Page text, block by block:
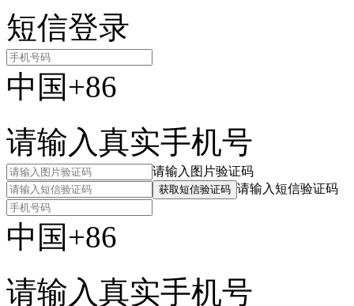
短信登录
中国+86
请输入真实手机号
请输入图片验证码
获取短信验证码 请输入短信验证码
中国+86
请输入真实手机号